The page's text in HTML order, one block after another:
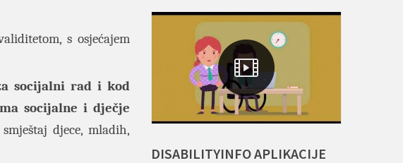
s osjećajem
socijalni rad i kod
socijalne i dječje
djece, mladih,
DISABILITYINFOAPLIKACIJE